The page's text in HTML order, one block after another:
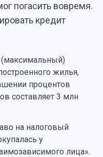
погасить вовремя.
кредит
жилья,
процентов
составляет 3 млн
на налоговый
у
лица».